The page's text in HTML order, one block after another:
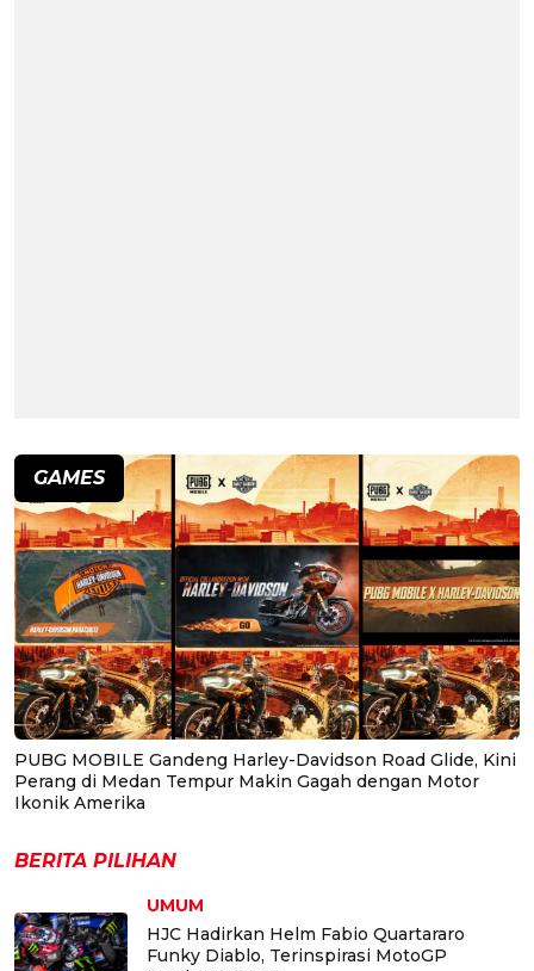
GAMES
PUBG MOBILE Gandeng Harley-Davidson Road Glide, Kini
Perang di Medan Tempur Makin Gagah dengan Motor
Ikonik Amerika
BERITA PILIHAN
UMUM
HJC Hadirkan Helm Fabio Quartararo
Funky Diablo, Terinspirasi MotoGP